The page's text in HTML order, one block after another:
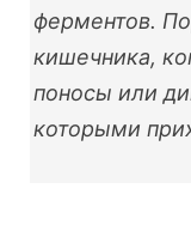
ферментов.
кишечника,
поносы или
которыми